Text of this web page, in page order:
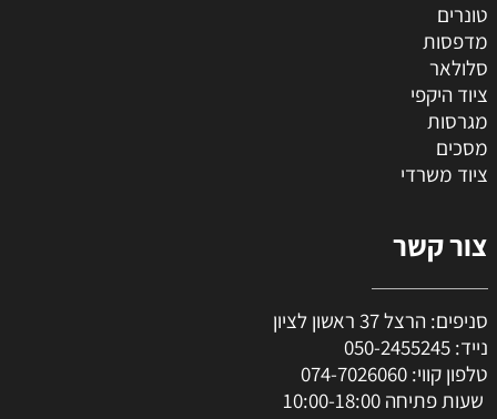
טונרים
מדפסות
סלולאר
ציוד היקפי
מגרסות
מסכים
ציוד משרדי
צור קשר
סניפים: הרצל 37 ראשון לציון
נייד: 050-2455245
טלפון קווי: 074-7026060
שעות פתיחה 10:00-18:00